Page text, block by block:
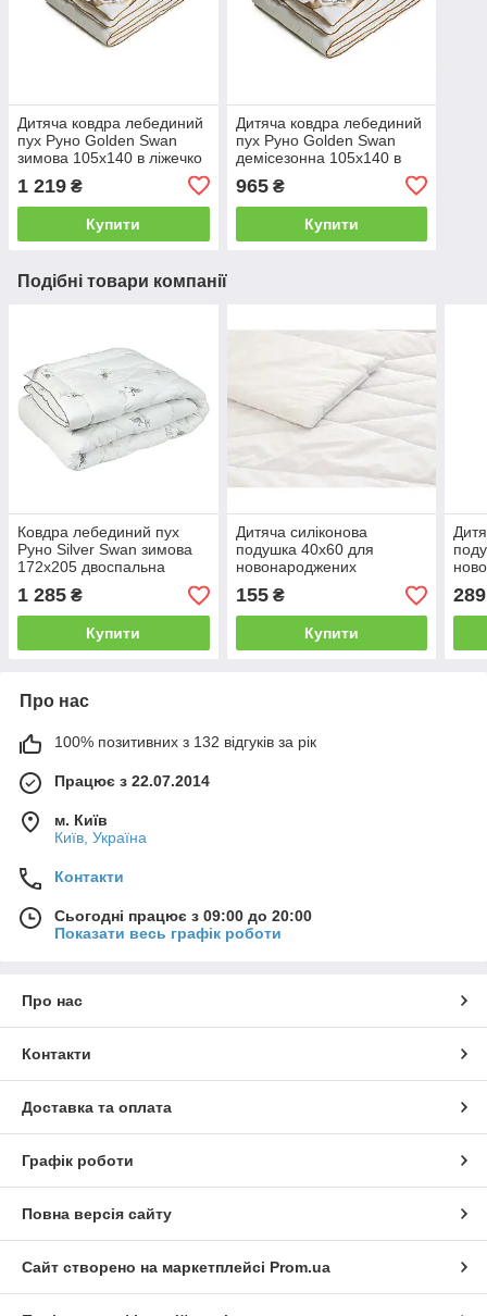
Дитяча ковдра лебединий
пух Руно Golden Swan
зимова 105х140 в ліжечко
1 219 ₴
Купити
Дитяча ковдра лебединий
пух Руно Golden Swan
демісезонна 105x140 в
965₴
Купити
Подібні товари компанії
Ковдра лебединий пух
Руно Silver Swan зимова
172х205 двоспальна
1 285 ₴
Купити
Дитяча силіконова
подушка 40х60 для
новонароджених
155₴
Купити
289
Про нас
100% позитивних з 132 відгуків за рік
Працює з 22.07.2014
м. Київ
Київ, Україна
Контакти
Сьогодні працює з 09:00 до 20:00
Показати весь графік роботи
Про нас
Контакти
Доставка та оплата
Графік роботи
Повна версія сайту
Сайт створено на маркетплейсі Prom.ua